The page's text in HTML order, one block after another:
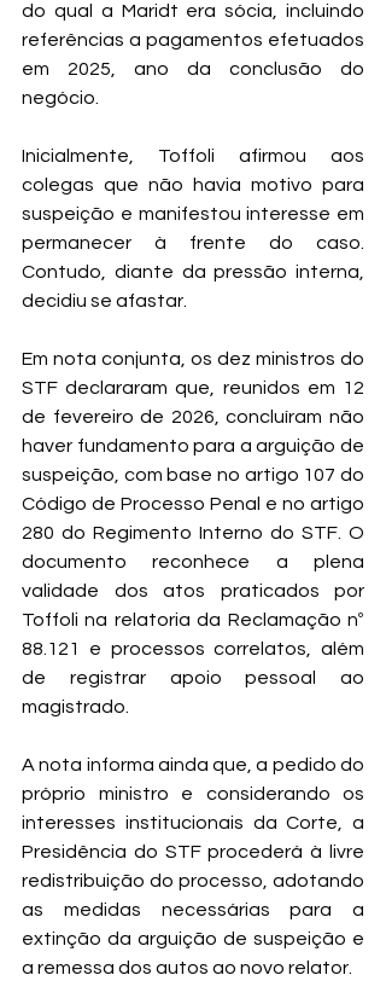
do qual a Maridt era sócia, incluindo
referências a pagamentos efetuados
em 2025, ano da conclusão do
negócio.
Inicialmente, Toffoli afirmou aos
colegas que não havia motivo para
suspeição e manifestou interesse em
permanecer à frente do caso.
Contudo, diante da pressão interna,
decidiu se afastar.
Em nota conjunta, os dez ministros do
STF declararam que, reunidos em 12
de fevereiro de 2026, concluíram não
haver fundamento para a arguição de
suspeição, com base no artigo 107 do
Código de Processo Penal e no artigo
280 do Regimento Interno do STF. O
documento reconhece a plena
validade dos atos praticados por
Toffoli na relatoria da Reclamação nº
88.121 e processos correlatos, além
de registrar apoio pessoal ao
magistrado.
A nota informa ainda que, a pedido do
próprio ministro e considerando os
interesses institucionais da Corte, a
Presidência do STF procederá à livre
redistribuição do processo, adotando
as medidas necessárias para a
extinção da arguição de suspeição e
a remessa dos autos ao novo relator.